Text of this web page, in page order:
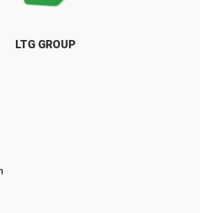
LTG GROUP